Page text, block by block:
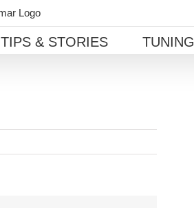
TIPS & STORIES TUNING